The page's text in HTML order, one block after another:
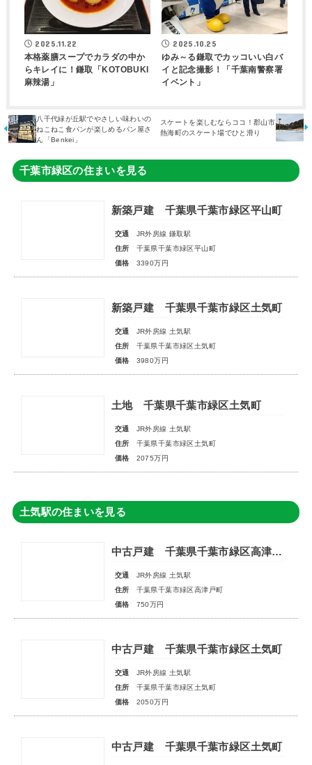
2025.11.22
本格薬膳スープでカラダの中か
らキレイに！鎌取「KOTOBUKI
麻辣湯」
2025.10.25
ゆみ～る鎌取でカッコいい白バ
イと記念撮影！「千葉南警察署
イベント」
八千代緑が丘駅でやさしい味わいの
ねこねこ食パンが楽しめるパン屋さ
ん「Benkei」
スケートを楽しむならココ！郡山市
熱海町のスケート場でひと滑り
千葉市緑区の住まいを見る
新築戸建 千葉県千葉市緑区平山町
交通
JR外房線 鎌取駅
住所
千葉県千葉市緑区平山町
価格
3390万円
新築戸建 千葉県千葉市緑区土気町
交通
JR外房線 土気駅
住所
千葉県千葉市緑区土気町
価格
3980万円
土地 千葉県千葉市緑区土気町
交通
JR外房線 土気駅
住所
千葉県千葉市緑区土気町
価格
2075万円
土気駅の住まいを見る
中古戸建 千葉県千葉市緑区高津戸町
交通
JR外房線 土気駅
住所
千葉県千葉市緑区高津戸町
価格
750万円
中古戸建 千葉県千葉市緑区土気町
交通
JR外房線 土気駅
住所
千葉県千葉市緑区土気町
価格
2050万円
中古戸建 千葉県千葉市緑区土気町